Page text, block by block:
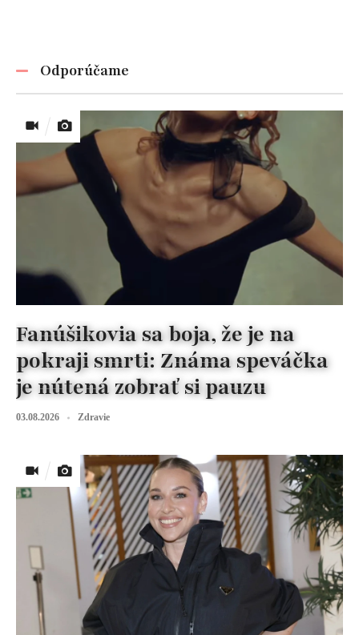
Odporúčame
Fanúšikovia sa boja, že je na
pokraji smrti: Známa speváčka
je nútená zobrať si pauzu
03.08.2026 Zdravie